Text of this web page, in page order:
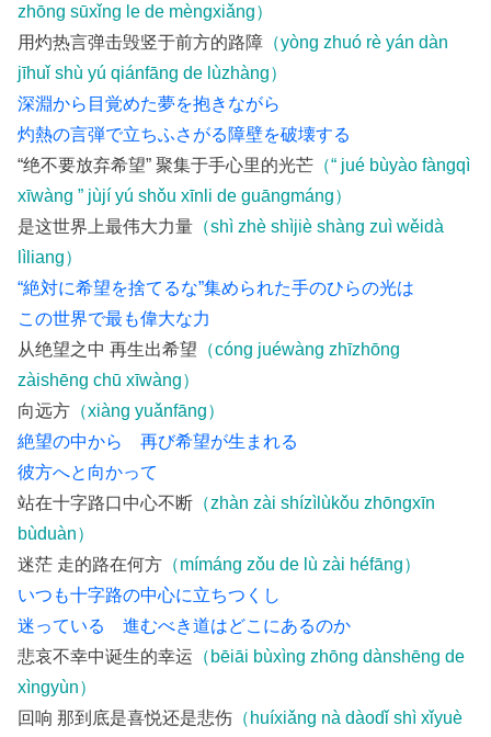
zhōng sūxǐng le de mèngxiǎng）
用灼热言弹击毁竖于前方的路障 （yòng zhuó rè yán dàn
jīhuǐ shù yú qiánfāng de lùzhàng）
深淵から目覚めた夢を抱きながら
灼熱の言弾で立ちふさがる障壁を破壊する
“绝不要放弃希望” 聚集于手心里的光芒 （“ jué bùyào fàngqì
xīwàng ” jùjí yú shǒu xīnli de guāngmáng）
是这世界上最伟大力量 （shì zhè shìjiè shàng zuì wěidà
lìliang）
“絶対に希望を捨てるな”集められた手のひらの光は
この世界で最も偉大な力
从绝望之中 再生出希望 （cóng juéwàng zhīzhōng
zàishēng chū xīwàng）
向远方 （xiàng yuǎnfāng）
絶望の中から 再び希望が生まれる
彼方へと向かって
站在十字路口中心不断 （zhàn zài shízìlùkǒu zhōngxīn
bùduàn）
迷茫 走的路在何方 （mímáng zǒu de lù zài héfāng）
いつも十字路の中心に立ちつくし
迷っている 進むべき道はどこにあるのか
悲哀不幸中诞生的幸运 （bēiāi bùxìng zhōng dànshēng de
xìngyùn）
回响 那到底是喜悦还是悲伤 （huíxiǎng nà dàodǐ shì xǐyuè